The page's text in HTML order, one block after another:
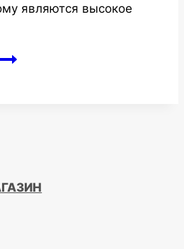
являются высокое